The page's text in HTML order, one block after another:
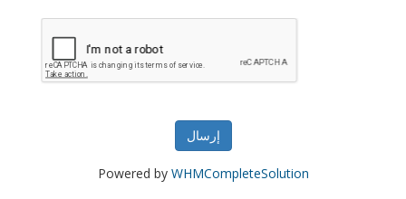
إرسال
Powered by WHMCompleteSolution